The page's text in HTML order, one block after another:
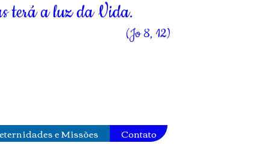
terá a luz da Vida.
(Jo 8, 12)
e Missões Contato